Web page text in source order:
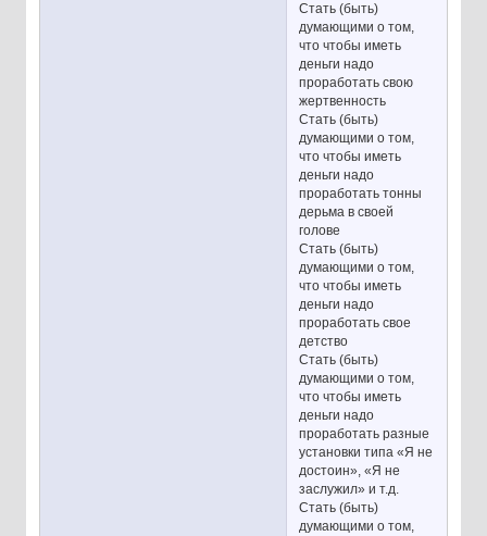
Стать (быть)
думающими о том,
что чтобы иметь
деньги надо
проработать свою
жертвенность
Стать (быть)
думающими о том,
что чтобы иметь
деньги надо
проработать тонны
дерьма в своей
голове
Стать (быть)
думающими о том,
что чтобы иметь
деньги надо
проработать свое
детство
Стать (быть)
думающими о том,
что чтобы иметь
деньги надо
проработать разные
установки типа «Я не
достоин», «Я не
заслужил» и т.д.
Стать (быть)
думающими о том,